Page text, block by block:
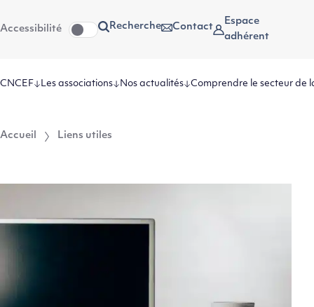
au
contenu
Accessibilité Recherche Contact
Espace
adhérent
CNCEF Les associations Nos actualités Comprendre le secteur de
Accueil Liens utiles